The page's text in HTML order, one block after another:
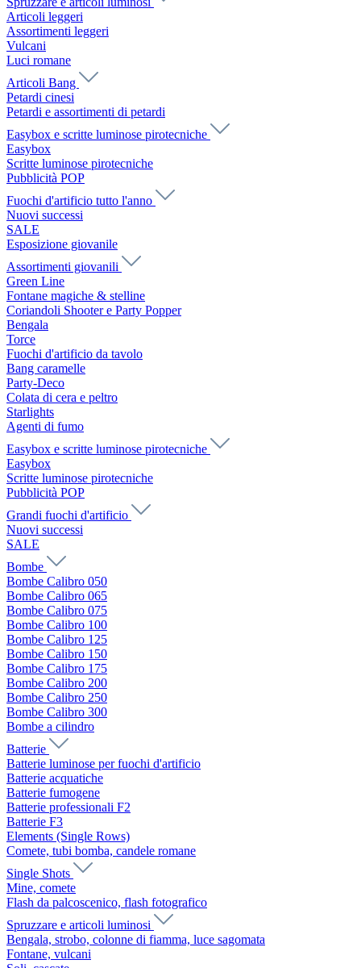
Articoli leggeri
Assortimenti leggeri
Vulcani
Luci romane
Articoli Bang
Petardi cinesi
Petardi e assortimenti di petardi
Easybox e scritte luminose pirotecniche
Easybox
Scritte luminose pirotecniche
Pubblicità POP
Fuochi d'artificio tutto l'anno
Nuovi successi
SALE
Esposizione giovanile
Assortimenti giovanili
Green Line
Fontane magiche & stelline
Coriandoli Shooter e Party Popper
Bengala
Torce
Fuochi d'artificio da tavolo
Bang caramelle
Party-Deco
Colata di cera e peltro
Starlights
Agenti di fumo
Easybox e scritte luminose pirotecniche
Easybox
Scritte luminose pirotecniche
Pubblicità POP
Grandi fuochi d'artificio
Nuovi successi
SALE
Bombe
Bombe Calibro 050
Bombe Calibro 065
Bombe Calibro 075
Bombe Calibro 100
Bombe Calibro 125
Bombe Calibro 150
Bombe Calibro 175
Bombe Calibro 200
Bombe Calibro 250
Bombe Calibro 300
Bombe a cilindro
Batterie
Batterie luminose per fuochi d'artificio
Batterie acquatiche
Batterie fumogene
Batterie professionali F2
Batterie F3
Elements (Single Rows)
Comete, tubi bomba, candele romane
Single Shots
Mine, comete
Flash da palcoscenico, flash fotografico
Spruzzare e articoli luminosi
Bengala, strobo, colonne di fiamma, luce sagomata
Fontane, vulcani